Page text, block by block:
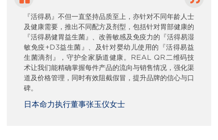
『活得易』不但一直坚持品质至上，亦针对不同年龄人士
及健康需要，推出不同配方及剂型，包括针对胃部健康的
『活得易健胃益生菌』、改善敏感及免疫力的『活得易湿
敏免疫+D3益生菌』、及针对婴幼儿使用的『活得易益
生菌滴剂』，守护全家肠道健康。REAL QR二维码技
术让我们能精确掌握每件产品的流向与销售情况，强化渠
道及价格管理，同时有效阻截假冒，提升品牌的信心与口
碑。
日本命力执行董事张玉仪女士